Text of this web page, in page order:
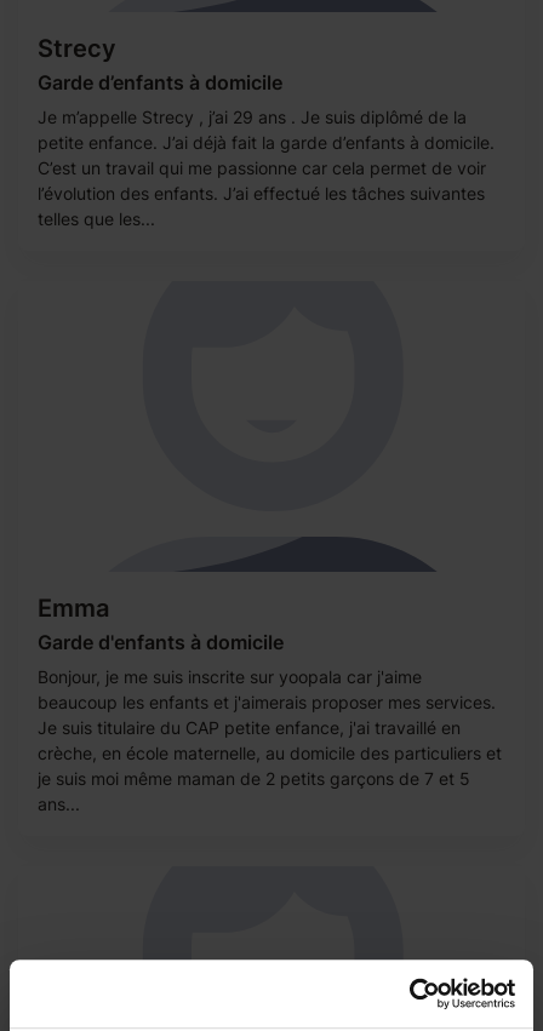
Strecy
Garde d’enfants à domicile
Je m’appelle Strecy , j’ai 29 ans . Je suis diplômé de la
petite enfance. J’ai déjà fait la garde d’enfants à domicile.
C’est un travail qui me passionne car cela permet de voir
l’évolution des enfants. J’ai effectué les tâches suivantes
telles que les...
Emma
Garde d'enfants à domicile
Bonjour, je me suis inscrite sur yoopala car j'aime
beaucoup les enfants et j'aimerais proposer mes services.
Je suis titulaire du CAP petite enfance, j'ai travaillé en
crèche, en école maternelle, au domicile des particuliers et
je suis moi même maman de 2 petits garçons de 7 et 5
ans...